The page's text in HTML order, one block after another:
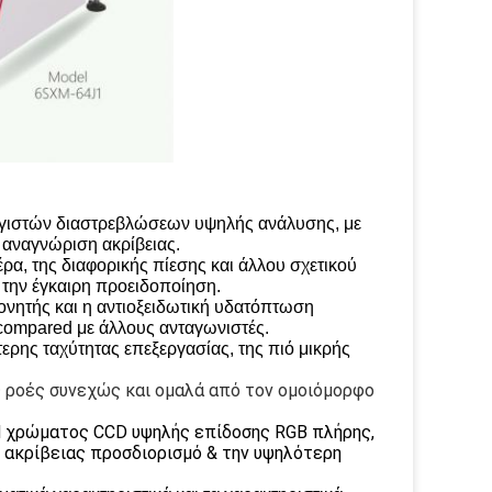
διαστρεβλώσεων υψηλής ανάλυσης, με
ακρίβειας.
της διαφορικής πίεσης και άλλου σχετικού
έγκαιρη προειδοποίηση.
και η αντιοξειδωτική υδατόπτωση
με άλλους ανταγωνιστές.
ταχύτητας επεξεργασίας, της πιό μικρής
συνεχώς και ομαλά από τον ομοιόμορφο
CCD υψηλής επίδοσης RGB πλήρης,
προσδιορισμό & την υψηλότερη